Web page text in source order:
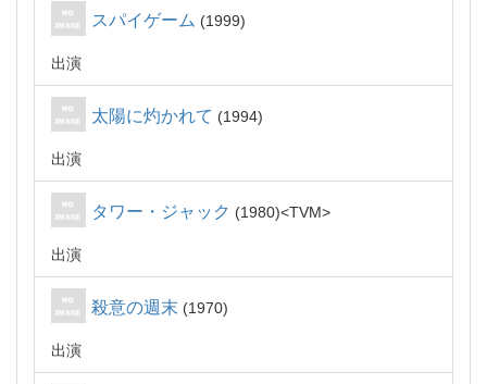
スパイゲーム 1999
出演
太陽に灼かれて 1994
出演
タワー・ジャック 1980 TVM
出演
殺意の週末 1970
出演